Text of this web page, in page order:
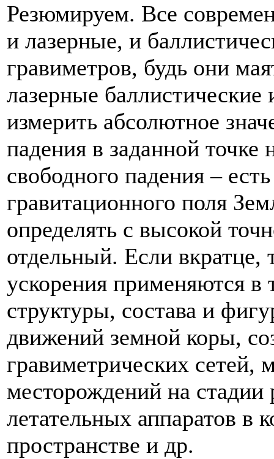
Резюмируем. Все
и лазерные, и
гравиметров, будь они
лазерные
измерить абсолютное
падения в заданной
свободного падения –
гравитационного поля
определять с высокой
отдельный. Если вкратце,
ускорения применяются в
структуры, состава и
движений земной коры,
гравиметрических сетей,
месторождений на стадии
летательных аппаратов в
пространстве и др.